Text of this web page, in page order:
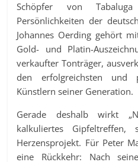
Schöpfer von
Persönlichkeiten der
Johannes Oerding gehört
Gold- und Platin-
verkaufter Tonträger,
den erfolgreichsten und
Künstlern seiner Generation.
Gerade deshalb wirkt
kalkuliertes
Herzensprojekt. Für Peter
eine Rückkehr: Nach